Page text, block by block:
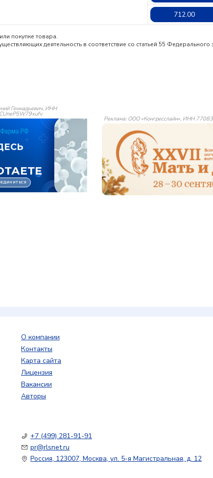
712.00
покупке товара.
деятельность в соответствие со статьей 55 Федерального
Геннадьевич, ИНН
Реклама: ООО «Конгресслайн», ИНН
О компании
Контакты
Карта сайта
Лицензия
Вакансии
Авторы
+7 (499) 281-91-91
pr@rlsnet.ru
Россия, 123007, Москва, ул. 5-я Магистральная, д. 12